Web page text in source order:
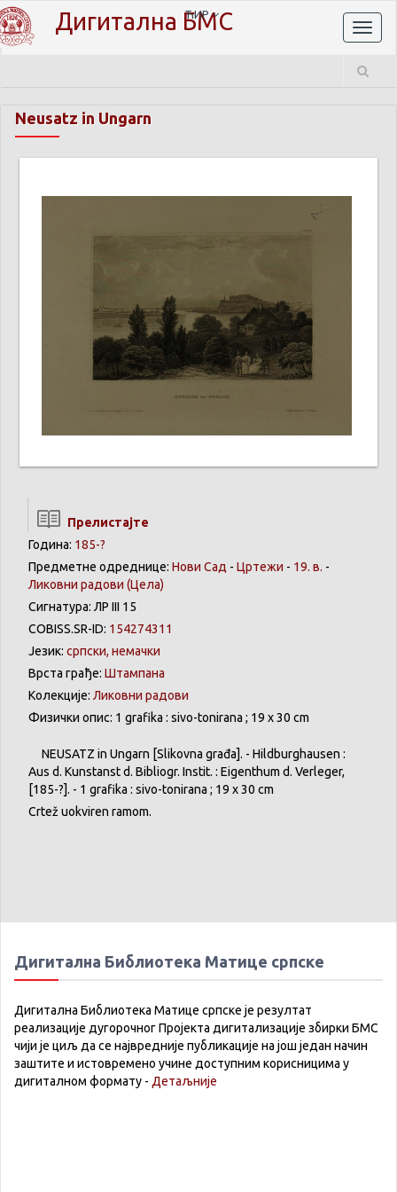
Дигитална БМС
ЋИР
Neusatz in Ungarn
Прелистајте
Година: 185-?
Предметне одреднице: Нови Сад - Цртежи - 19. в. -
Ликовни радови (Цела)
Сигнатура: ЛР III 15
COBISS.SR-ID: 154274311
Језик: српски, немачки
Врста грађе: Штампана
Колекције: Ликовни радови
Физички опис: 1 grafika : sivo-tonirana ; 19 x 30 cm
NEUSATZ in Ungarn [Slikovna građa]. - Hildburghausen :
Aus d. Kunstanstd. Bibliogr. Instit. : Eigenthum d. Verleger,
[185-?]. - 1 grafika : sivo-tonirana ; 19 x 30 cm
Crtež uokviren ramom.
Дигитална Библиотека Матице српске
Дигитална Библиотека Матице српске је резултат
реализације дугорочног Пројекта дигитализације збирки БМС
чији је циљ да се највредније публикације на још један начин
заштите и истовремено учине доступним корисницима у
дигиталном формату - Детаљније